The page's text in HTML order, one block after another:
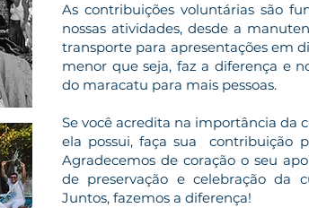
As contribuições voluntárias são
nossas atividades, desde a
transporte para apresentações em
menor que seja, faz a diferença e
do maracatu para mais pessoas.
Se você acredita na importância da
ela possui, faça sua contribuição
Agradecemos de coração o seu
de preservação e celebração da
Juntos, fazemos a diferença!